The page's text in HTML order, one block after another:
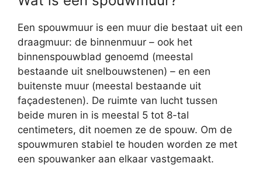
Een spouwmuur is een muur die bestaat uit een
draagmuur: de binnenmuur – ook het
binnenspouwblad genoemd (meestal
bestaande uit snelbouwstenen) – en een
buitenste muur (meestal bestaande uit
façadestenen). De ruimte van lucht tussen
beide muren in is meestal 5 tot 8-tal
centimeters, dit noemen ze de spouw. Om de
spouwmuren stabiel te houden worden ze met
een spouwanker aan elkaar vastgemaakt.